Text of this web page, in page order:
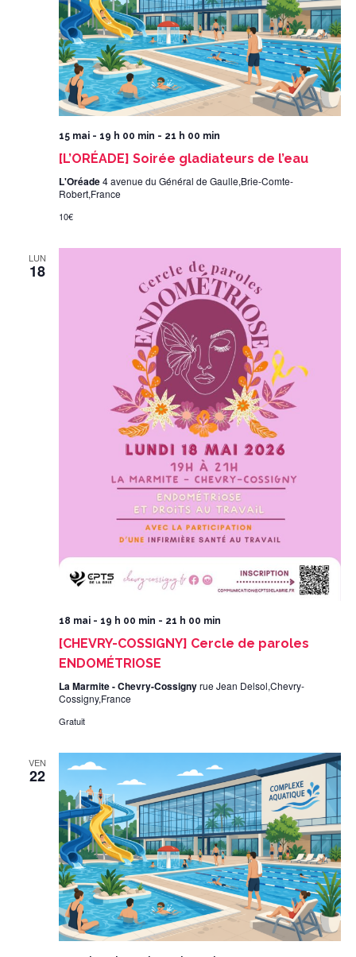
15 mai - 19 h 00 min - 21 h 00 min
[L’ORÉADE] Soirée gladiateurs de l’eau
L'Oréade4 avenue du Général de Gaulle,Brie-Comte-
Robert,France
10€
LUN
18
18 mai - 19 h 00 min - 21 h 00 min
[CHEVRY-COSSIGNY] Cercle de paroles
ENDOMÉTRIOSE
La Marmite - Chevry-Cossignyrue Jean Delsol,Chevry-
Cossigny,France
Gratuit
VEN
22